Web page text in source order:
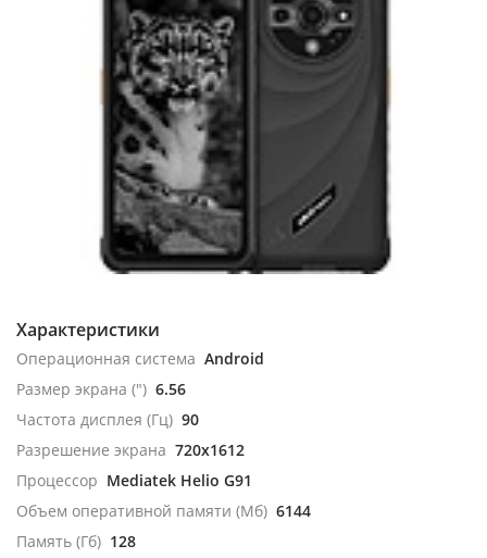
Характеристики
Операционная система Android
Размер экрана (") 6.56
Частота дисплея (Гц) 90
Разрешение экрана 720x1612
Процессор Mediatek Helio G91
Объем оперативной памяти (Мб) 6144
Память (Гб) 128